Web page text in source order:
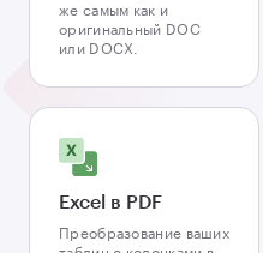
же самым как и
оригинальный DOC
или DOCX.
Excel в PDF
Преобразование ваших